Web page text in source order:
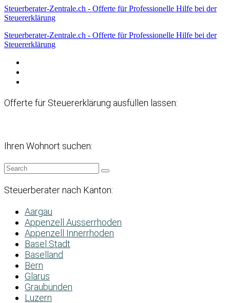
Steuerberater-Zentrale.ch - Offerte für Professionelle Hilfe bei der
Steuererklärung
Steuerberater-Zentrale.ch - Offerte für Professionelle Hilfe bei der
Steuererklärung
Offerte für Steuererklärung ausfüllen lassen:
Ihren Wohnort suchen:
Steuerberater nach Kanton:
Aargau
Appenzell Ausserrhoden
Appenzell Innerrhoden
Basel Stadt
Baselland
Bern
Glarus
Graubünden
Luzern